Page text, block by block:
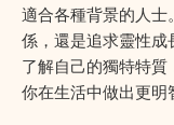
適合各種背景的人
係，還是追求靈性成
了解自己的獨特特
你在生活中做出更明